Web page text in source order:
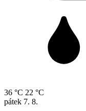
36 °C 22 °C
pátek 7. 8.